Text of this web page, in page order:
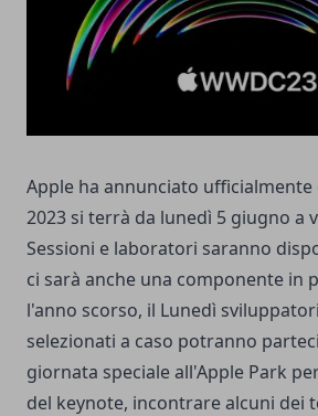
Apple ha annunciato ufficialmente
2023 si terrà da lunedì 5 giugno a
Sessioni e laboratori saranno
ci sarà anche una componente in
l'anno scorso, il Lunedì
selezionati a caso potranno
giornata speciale all'Apple Park
del keynote, incontrare alcuni dei